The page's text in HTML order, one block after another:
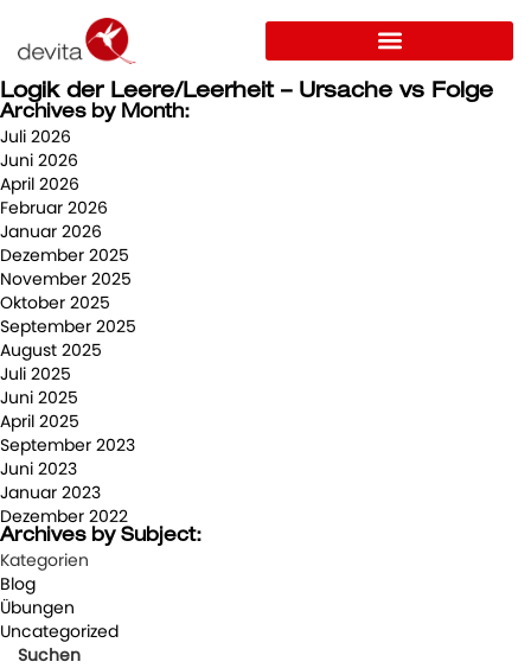
Logik der Leere/Leerheit – Ursache vs Folge
Archives by Month:
Juli 2026
Juni 2026
April 2026
Februar 2026
Januar 2026
Dezember 2025
November 2025
Oktober 2025
September 2025
August 2025
Juli 2025
Juni 2025
April 2025
September 2023
Juni 2023
Januar 2023
Dezember 2022
Archives by Subject:
Kategorien
Blog
Übungen
Uncategorized
Suchen